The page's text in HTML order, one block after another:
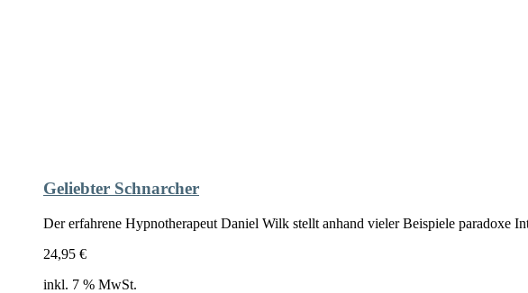
Geliebter Schnarcher
Der erfahrene Hypnotherapeut Daniel Wilk stellt anhand vieler Beispiele paradoxe
24,95 €
inkl. 7 % MwSt.